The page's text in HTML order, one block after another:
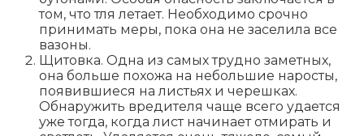
том, что тля летает. Необходимо срочно
принимать меры, пока она не заселила все
вазоны.
Щитовка. Одна из самых трудно заметных,
она больше похожа на небольшие наросты,
появившиеся на листьях и черешках.
Обнаружить вредителя чаще всего удается
уже тогда, когда лист начинает отмирать и